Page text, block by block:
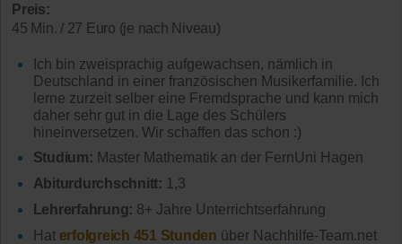
Preis:
45 Min. / 27 Euro (je nach Niveau)
Ich bin zweisprachig aufgewachsen, nämlich in
Deutschland in einer französischen Musikerfamilie. Ich
lerne zurzeit selber eine Fremdsprache und kann mich
daher sehr gut in die Lage des Schülers
hineinversetzen. Wir schaffen das schon :)
Studium: Master Mathematik an der FernUni Hagen
Abiturdurchschnitt: 1,3
Lehrerfahrung: 8+ Jahre Unterrichtserfahrung
Hat erfolgreich 451 Stunden über Nachhilfe-Team.net